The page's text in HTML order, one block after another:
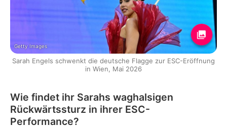
Getty Images
Sarah Engels schwenkt die deutsche Flagge zur ESC-Eröffnung
in Wien, Mai 2026
Wie findet ihr Sarahs waghalsigen
Rückwärtssturz in ihrer ESC-
Performance?